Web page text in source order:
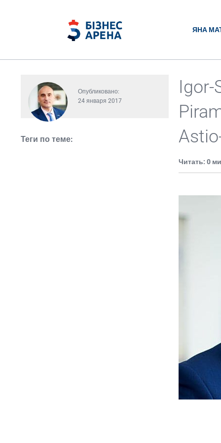
ЯНА
Опубликовано:
24 января 2017
Теги по теме:
Igor-
Читать: 0